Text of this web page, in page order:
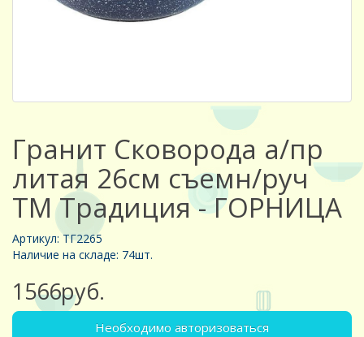
Гранит Сковорода а/пр
литая 26см съемн/руч
ТМ Традиция - ГОРНИЦА
Артикул: ТГ2265
Наличие на складе: 74шт.
1566руб.
Необходимо авторизоваться